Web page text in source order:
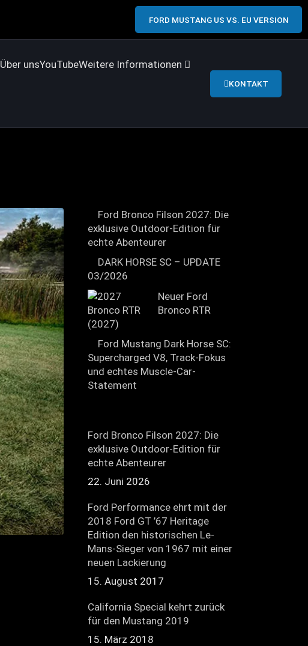
FORD MUSTANG US VS. EU VERSION
Über unsYouTubeWeitere Informationen
KONTAKT
Ford Bronco Filson 2027: Die
exklusive Outdoor-Edition für
echte Abenteurer
DARK HORSE SC – UPDATE
03/2026
Neuer Ford
Bronco RTR
(2027)
Ford Mustang Dark Horse SC:
Supercharged V8, Track-Fokus
und echtes Muscle-Car-
Statement
Ford Bronco Filson 2027: Die
exklusive Outdoor-Edition für
echte Abenteurer
22. Juni 2026
Ford Performance ehrt mit der
2018 Ford GT ’67 Heritage
Edition den historischen Le-
Mans-Sieger von 1967 mit einer
neuen Lackierung
15. August 2017
California Special kehrt zurück
für den Mustang 2019
15. März 2018